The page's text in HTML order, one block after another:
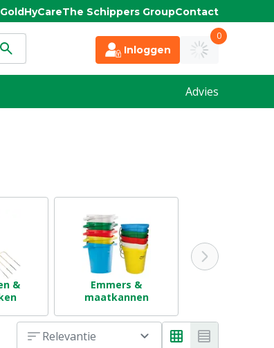
HyCareThe Schippers GroupContact
Inloggen
0
Advies
&
Emmers &
maatkannen
Relevantie